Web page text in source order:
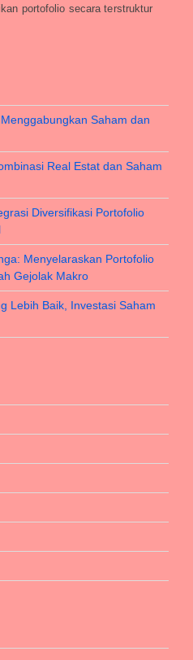
portofolio secara terstruktur
Saham dan
Real Estat dan Saham
Diversifikasi Portofolio
Menyelaraskan Portofolio
Gejolak Makro
Lebih Baik, Investasi Saham